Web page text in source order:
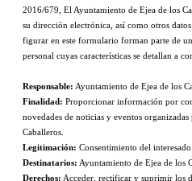
2016/679, El Ayuntamiento de Ejea de los
su dirección electrónica, así como otros
figurar en este formulario forman parte de
personal cuyas características se detallan a
Responsable: Ayuntamiento de Ejea de los
Finalidad: Proporcionar información por
novedades de noticias y eventos
Caballeros.
Legitimación: Consentimiento del interesado
Destinatarios: Ayuntamiento de Ejea de los
Derechos: Acceder, rectificar y suprimir los